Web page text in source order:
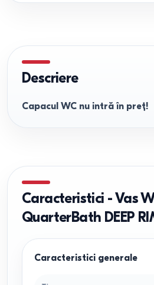
Descriere
Capacul WC nu intră în preț!
Caracteristici -Vas
QuarterBath DEEP
Caracteristici generale